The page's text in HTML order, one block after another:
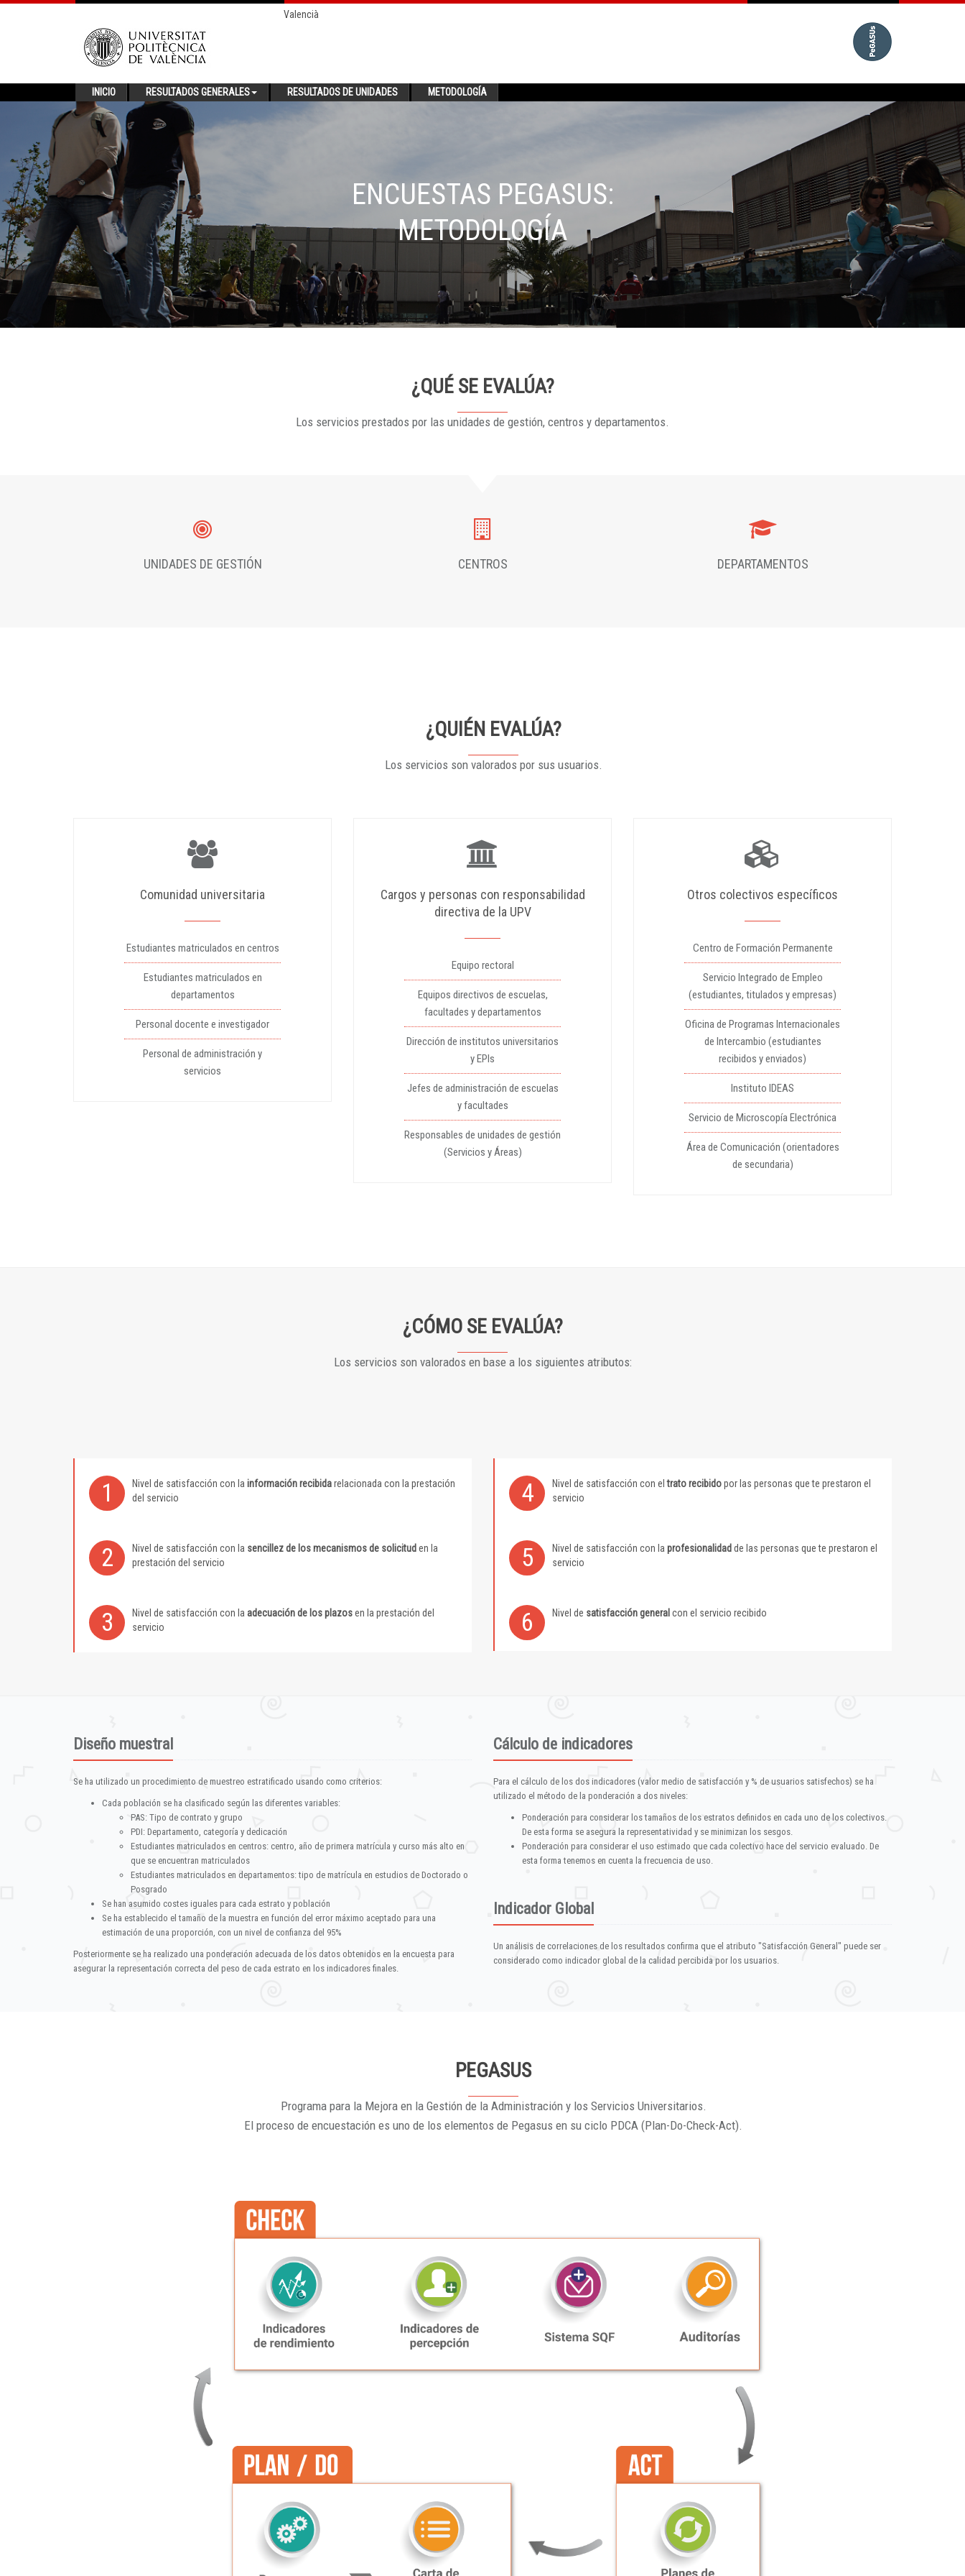
Valencià
INICIO RESULTADOS GENERALES RESULTADOS DE UNIDADES METODOLOGÍA
ENCUESTAS PEGASUS:
METODOLOGÍA
¿QUÉ SE EVALÚA?
Los servicios prestados por las unidades de gestión, centros y departamentos.
UNIDADES DE GESTIÓN CENTROS DEPARTAMENTOS
¿QUIÉN EVALÚA?
Los servicios son valorados por sus usuarios.
Comunidad universitaria
Estudiantes matriculados en centros
Estudiantes matriculados en
departamentos
Personal docente e investigador
Personal de administración y
servicios
Cargos y personas con responsabilidad
directiva de la UPV
Equipo rectoral
Equipos directivos de escuelas,
facultades y departamentos
Dirección de institutos universitarios
y EPIs
Jefes de administración de escuelas
y facultades
Responsables de unidades de gestión
(Servicios y Áreas)
Otros colectivos específicos
Centro de Formación Permanente
Servicio Integrado de Empleo
(estudiantes, titulados y empresas)
Oficina de Programas Internacionales
de Intercambio (estudiantes
recibidos y enviados)
Instituto IDEAS
Servicio de Microscopía Electrónica
Área de Comunicación (orientadores
de secundaria)
¿CÓMO SE EVALÚA?
Los servicios son valorados en base a los siguientes atributos:
1 Nivel de satisfacción con la información recibidarelacionada con la prestación
del servicio
4 Nivel de satisfacción con eltrato recibidopor las personas que te prestaron el
servicio
2 Nivel de satisfacción con la sencillez de los mecanismos de solicitud en la
prestación del servicio
5 Nivel de satisfacción con la profesionalidad de las personas que te prestaron el
servicio
3 Nivel de satisfacción con la adecuación de los plazosen la prestación del
servicio
6 Nivel de satisfacción general con el servicio recibido
Diseño muestral
Se ha utilizado un procedimiento de muestreo estratificado usando como criterios:
Cada población se ha clasificado según las diferentes variables:
PAS: Tipo de contrato y grupo
PDI: Departamento, categoría y dedicación
Estudiantes matriculados en centros: centro, año de primera matrícula y curso más alto en
que se encuentran matriculados
Estudiantes matriculados en departamentos: tipo de matrícula en estudios de Doctorado o
Posgrado
Se han asumido costes iguales para cada estrato y población
Se ha establecido el tamaño de la muestra en función del error máximo aceptado para una
estimación de una proporción, con un nivel de confianza del 95%
Posteriormente se ha realizado una ponderación adecuada de los datos obtenidos en la encuesta para
asegurar la representación correcta del peso de cada estrato en los indicadores finales.
Cálculo de indicadores
Para el cálculo de los dos indicadores (valor medio de satisfacción y % de usuarios satisfechos) se ha
utilizado el método de la ponderación a dos niveles:
Ponderación para considerar los tamaños de los estratos definidos en cada uno de los colectivos.
De esta forma se asegura la representatividad y se minimizan los sesgos.
Ponderación para considerar el uso estimado que cada colectivo hace del servicio evaluado. De
esta forma tenemos en cuenta la frecuencia de uso.
Indicador Global
Un análisis de correlaciones de los resultados confirma que el atributo "Satisfacción General" puede ser
considerado como indicador global de la calidad percibida por los usuarios.
PEGASUS
Programa para la Mejora en la Gestión de la Administración y los Servicios Universitarios.
El proceso de encuestación es uno de los elementos de Pegasus en su ciclo PDCA (Plan-Do-Check-Act).